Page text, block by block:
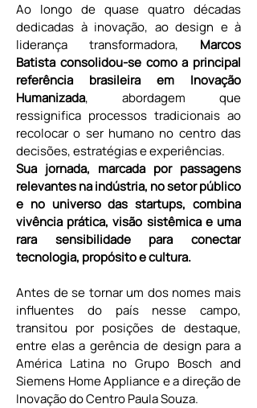
Ao longo de quase quatro décadas
dedicadas à inovação, ao design e à
liderança transformadora, Marcos
Batista consolidou-se como a principal
referência brasileira em Inovação
Humanizada, abordagem que
ressignifica processos tradicionais ao
recolocar o ser humano no centro das
decisões, estratégias e experiências.
Sua jornada, marcada por passagens
relevantes na indústria, no setor público
e no universo das startups, combina
vivência prática, visão sistêmica e uma
rara sensibilidade para conectar
tecnologia, propósito e cultura.
Antes de se tornar um dos nomes mais
influentes do país nesse campo,
transitou por posições de destaque,
entre elas a gerência de design para a
América Latina no Grupo Bosch and
Siemens Home Appliance e a direção de
Inovação do Centro Paula Souza.